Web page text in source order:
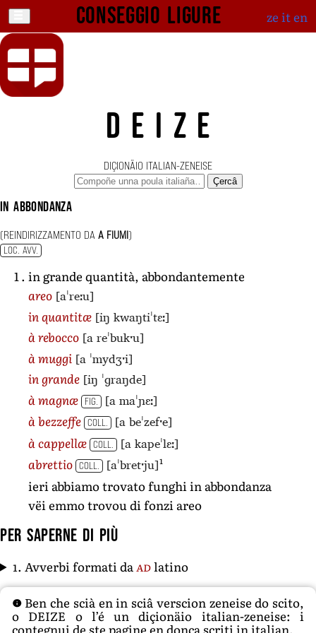
Conseggio ligure ze iten
DEIZE
DIÇIONÄIO ITALIAN-ZENEISE
Çercâ
in abbondanza
(REINDIRIZZAMENTO DA A FIUMI)
LOC. AVV.
in grande quantità, abbondantemente
areo [aˈreːu]
in quantitæ [iŋ kwaŋtiˈtɛː]
à rebocco [a reˈbukˑu]
à muggi [a ˈmydʒˑi]
in grande [iŋ ˈɡraŋde]
à magnæ FIG. [a maˈɲɛː]
à bezzeffe COLL. [a beˈzefˑe]
à cappellæ COLL. [a kapeˈlɛː]
abrettio COLL. [aˈbretˑju]1
ieri abbiamo trovato funghi in abbondanza
vëi emmo trovou di fonzi areo
Per saperne di più
1. Avverbi formati da adlatino
Ben che scià en in sciâ verscion zeneise do scito,
o DEIZE o l’é un diçionäio italian-zeneise: i
contegnui de ste pagine en donca scriti in italian.